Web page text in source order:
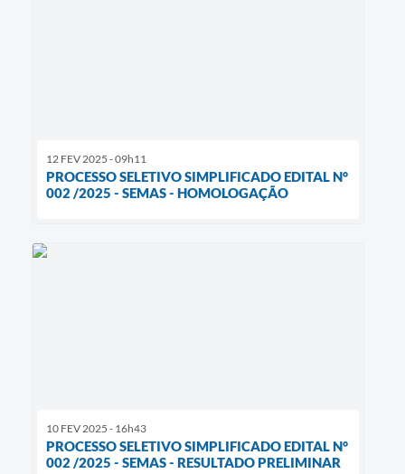
12 FEV 2025 - 09h11
PROCESSO SELETIVO SIMPLIFICADO EDITAL N°
002 /2025 - SEMAS - HOMOLOGAÇÃO
10 FEV 2025 - 16h43
PROCESSO SELETIVO SIMPLIFICADO EDITAL N°
002 /2025 - SEMAS - RESULTADO PRELIMINAR